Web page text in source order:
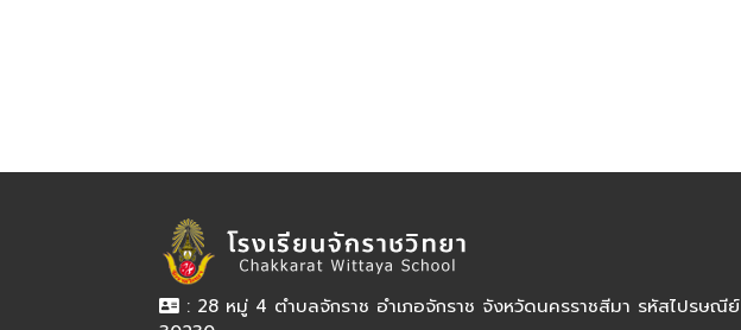
: 28 หมู่ 4 ตำบลจักราช อำเภอจักราช จังหวัดนครราชสีมา รหัสไปรษณีย์